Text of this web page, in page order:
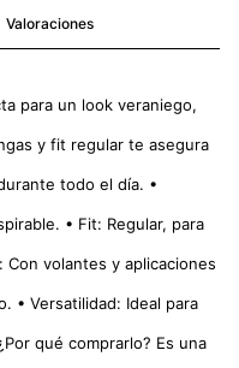
Valoraciones
para un look veraniego,
y fit regular te asegura
todo el día. •
• Fit: Regular, para
Con volantes y aplicaciones
• Versatilidad: Ideal para
qué comprarlo? Es una